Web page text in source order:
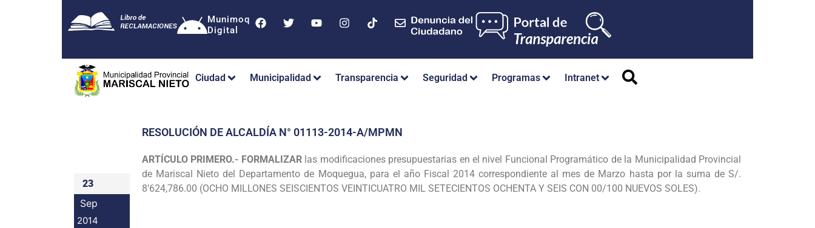
Munimoq
Digital
Ciudad Municipalidad Transparencia Seguridad Programas Intranet
23
Sep
2014
RESOLUCIÓN DE ALCALDÍA N° 01113-2014-A/MPMN
ARTÍCULO PRIMERO.- FORMALIZARlas modificaciones presupuestarias en el nivel Funcional Programático de la Municipalidad Provincial
de Mariscal Nieto del Departamento de Moquegua, para el año Fiscal 2014 correspondiente al mes de Marzo hasta por la suma de S/.
8’624,786.00 (OCHO MILLONES SEISCIENTOS VEINTICUATRO MIL SETECIENTOS OCHENTA Y SEIS CON 00/100 NUEVOS SOLES).